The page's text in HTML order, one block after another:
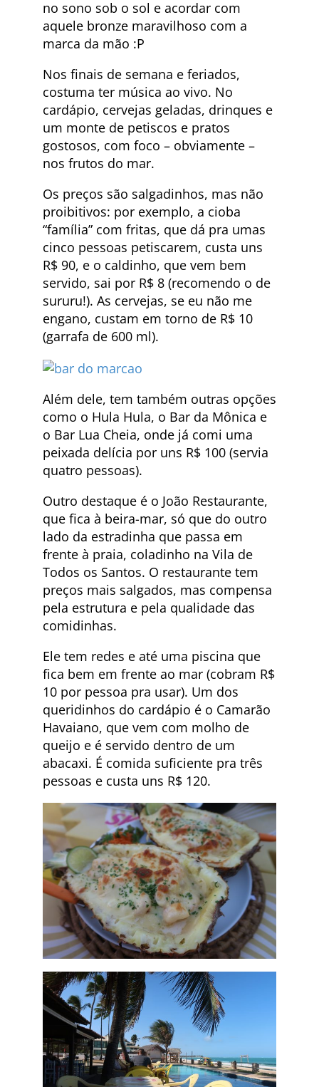
no sono sob o sol e acordar com
aquele bronze maravilhoso com a
marca da mão :P
Nos finais de semana e feriados,
costuma ter música ao vivo. No
cardápio, cervejas geladas, drinques e
um monte de petiscos e pratos
gostosos, com foco – obviamente –
nos frutos do mar.
Os preços são salgadinhos, mas não
proibitivos: por exemplo, a cioba
“família” com fritas, que dá pra umas
cinco pessoas petiscarem, custa uns
R$ 90, e o caldinho, que vem bem
servido, sai por R$ 8 (recomendo o de
sururu!). As cervejas, se eu não me
engano, custam em torno de R$ 10
(garrafa de 600 ml).
Além dele, tem também outras opções
como o Hula Hula, o Bar da Mônica e
o Bar Lua Cheia, onde já comi uma
peixada delícia por uns R$ 100 (servia
quatro pessoas).
Outro destaque é o João Restaurante,
que fica à beira-mar, só que do outro
lado da estradinha que passa em
frente à praia, coladinho na Vila de
Todos os Santos. O restaurante tem
preços mais salgados, mas compensa
pela estrutura e pela qualidade das
comidinhas.
Ele tem redes e até uma piscina que
fica bem em frente ao mar (cobram R$
10 por pessoa pra usar). Um dos
queridinhos do cardápio é o Camarão
Havaiano, que vem com molho de
queijo e é servido dentro de um
abacaxi. É comida suficiente pra três
pessoas e custa uns R$ 120.